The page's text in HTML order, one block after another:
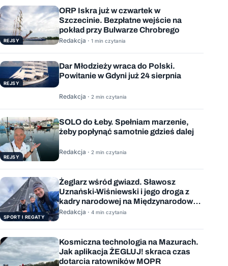
REJSY
ORP Iskra już w czwartek w
Szczecinie. Bezpłatne wejście na
pokład przy Bulwarze Chrobrego
Redakcja · 1 min czytania
REJSY
Dar Młodzieży wraca do Polski.
Powitanie w Gdyni już 24 sierpnia
Redakcja · 2 min czytania
REJSY
SOLO do Łeby. Spełniam marzenie,
żeby popłynąć samotnie gdzieś dalej
Redakcja · 2 min czytania
SPORT I REGATY
Żeglarz wśród gwiazd. Sławosz
Uznański-Wiśniewski i jego droga z
kadry narodowej na Międzynarodową
Stację Kosmiczną
Redakcja · 4 min czytania
Kosmiczna technologia na Mazurach.
Jak aplikacja ŻEGLUJ! skraca czas
dotarcia ratowników MOPR